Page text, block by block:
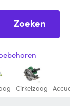
Zoeken
Cirkelzaag